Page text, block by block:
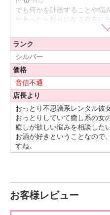
でも何かを計画することや悩
かあったら頼りになる存在に
人見知りもまったくしません
「どんなこともまずやってみ
をモットーに生きてます！
なのでどんな場所にも喜んで
一緒にいて楽しい気持ちにな
ますので、
私と一緒に素敵な思い出作り
お誘いうずうずしながらお
ランク
シルバー
価格
音信不通
店長より
おっとり不思議系レンタル彼
おっとりしていて癒し系の女
癒しが欲しい悩みを相談した
お酒が好きということなので
すね。
お客様レビュー